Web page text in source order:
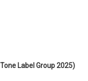
Label Group 2025)